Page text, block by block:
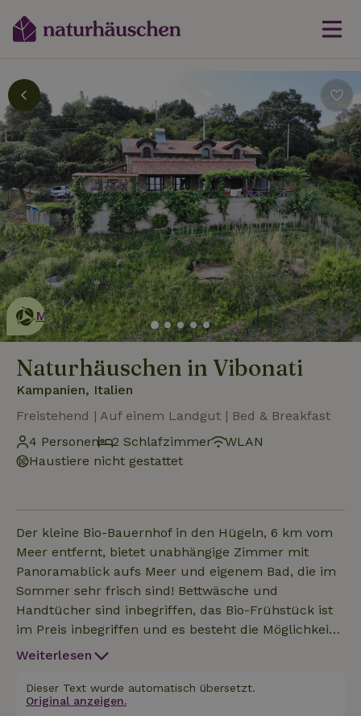
Dies ist ein
umweltschonendes
Naturhäuschen
Mehr erfahren
Naturhäuschen in Vibonati
Kampanien, Italien
Freistehend | Auf einem Landgut | Bed & Breakfast
4 Personen
2 Schlafzimmer
WLAN
Haustiere nicht gestattet
Der kleine Bio-Bauernhof in den Hügeln, 6 km vom
Meer entfernt, bietet unabhängige Zimmer mit
Panoramablick aufs Meer und eigenem Bad, die im
Sommer sehr frisch sind! Bettwäsche und
Handtücher sind inbegriffen, das Bio-Frühstück ist
im Preis inbegriffen und es besteht die Möglichkeit,
Abendessen mit Bio-Lebensmitteln zu buchen. Der
zwei Personen), bei einer Dreifach- oder
Vierfachbelegung zahlst du die Preisdifferenz direkt
Weiterlesen
Dieser Text wurde automatisch übersetzt.
Original anzeigen.